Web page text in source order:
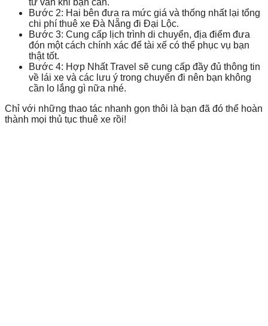
tư vấn khi bạn cần.
Bước 2: Hai bên đưa ra mức giá và thống nhất lại tổng
chi phí thuê xe Đà Nẵng đi Đại Lộc.
Bước 3: Cung cấp lịch trình di chuyển, địa điểm đưa
đón một cách chính xác để tài xế có thể phục vụ bạn
thật tốt.
Bước 4: Hợp Nhất Travel sẽ cung cấp đầy đủ thông tin
về lái xe và các lưu ý trong chuyến đi nên bạn không
cần lo lắng gì nữa nhé.
Chỉ với những thao tác nhanh gọn thôi là bạn đã đó thể hoàn
thành mọi thủ tục thuê xe rồi!